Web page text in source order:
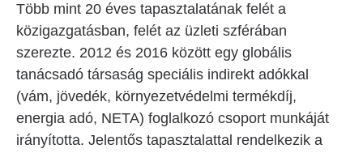
Több mint 20 éves tapasztalatának felét a
közigazgatásban, felét az üzleti szférában
szerezte. 2012 és 2016 között egy globális
tanácsadó társaság speciális indirekt adókkal
(vám, jövedék, környezetvédelmi termékdíj,
energia adó, NETA) foglalkozó csoport munkáját
irányította. Jelentős tapasztalattal rendelkezik a